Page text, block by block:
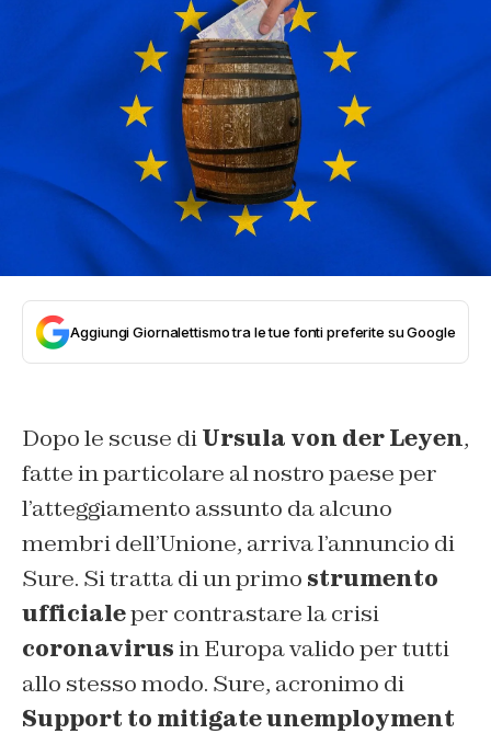
Aggiungi Giornalettismo tra le tue fonti preferite su Google
Dopo le scuse diUrsula von der Leyen,
fatte in particolare al nostro paese per
l’atteggiamento assunto da alcuno
membri dell’Unione, arriva l’annuncio di
Sure. Si tratta di un primo strumento
ufficialeper contrastare la crisi
coronavirusin Europa valido per tutti
allo stesso modo. Sure, acronimo di
Support to mitigate unemployment